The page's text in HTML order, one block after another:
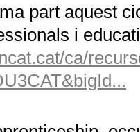
part aquest
i
ca/